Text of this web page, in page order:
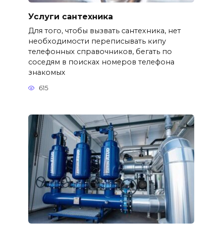
Услуги сантехника
Для того, чтобы вызвать сантехника, нет
необходимости переписывать кипу
телефонных справочников, бегать по
соседям в поисках номеров телефона
знакомых
615